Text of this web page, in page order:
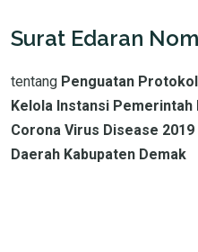
Surat Edaran
tentang Penguatan
Kelola Instansi Pemerintah
Corona Virus Disease
Daerah Kabupaten Demak